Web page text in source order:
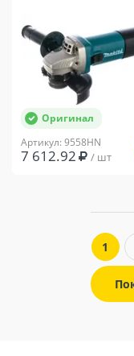
Оригинал
Артикул: 9558HN
7 612.92 / шт
1